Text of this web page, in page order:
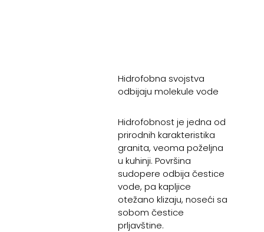
Hidrofobna svojstva
odbijaju molekule vode
Hidrofobnost je jedna od
prirodnih karakteristika
granita, veoma poželjna
u kuhinji. Površina
sudopere odbija čestice
vode, pa kapljice
otežano klizaju, noseći sa
sobom čestice
prljavštine.